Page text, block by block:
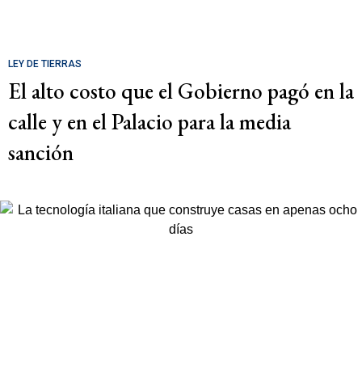
LEY DE TIERRAS
El alto costo que el Gobierno pagó en la
calle y en el Palacio para la media
sanción